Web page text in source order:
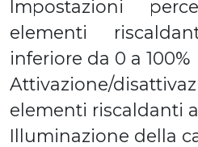
Impostazioni
elementi
inferiore da 0 a 100%
Attivazione/
elementi riscaldanti
Illuminazione della